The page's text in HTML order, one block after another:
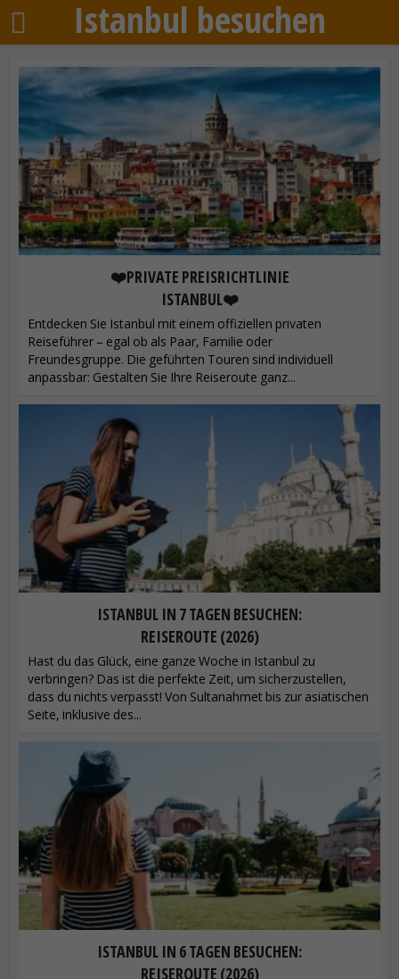
Istanbul besuchen
❤️PRIVATE PREISRICHTLINIE
ISTANBUL❤️
Entdecken Sie Istanbul mit einem offiziellen privaten
Reiseführer – egal ob als Paar, Familie oder
Freundesgruppe. Die geführten Touren sind individuell
anpassbar: Gestalten Sie Ihre Reiseroute ganz...
ISTANBUL IN 7 TAGEN BESUCHEN:
REISEROUTE (2026)
Hast du das Glück, eine ganze Woche in Istanbul zu
verbringen? Das ist die perfekte Zeit, um sicherzustellen,
dass du nichts verpasst! Von Sultanahmet bis zur asiatischen
Seite, inklusive des...
ISTANBUL IN 6 TAGEN BESUCHEN:
REISEROUTE (2026)